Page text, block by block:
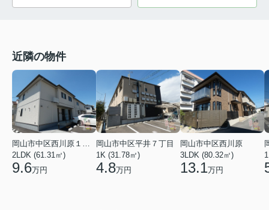
近隣の物件
岡山市中区西川原１丁目
2LDK (61.31㎡)
9.6万円
岡山市中区平井７丁目
1K (31.78㎡)
4.8万円
岡山市中区西川原
3LDK (80.32㎡)
13.1万円